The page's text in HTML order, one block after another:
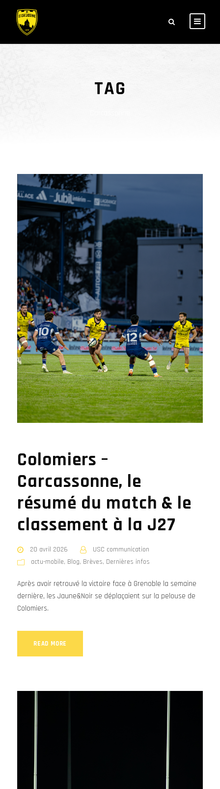
TAG
Colomiers –
Carcassonne, le
résumé du match & le
classement à la J27
20 avril 2026
USC communication
actu-mobile, Blog, Brèves, Dernières infos
Après avoir retrouvé la victoire face à Grenoble la semaine
dernière, les Jaune&Noir se déplaçaient sur la pelouse de
Colomiers.
READ MORE